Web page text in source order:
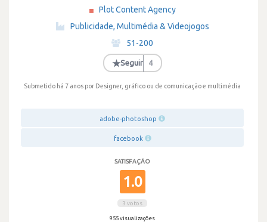
Plot Content Agency
·
Publicidade, Multimédia & Videojogos
·
51-200
·
★Seguir 4
Submetido há 7 anos por Designer, gráfico ou de comunicação e multimédia
adobe-photoshop
facebook
SATISFAÇÃO
1.0
3 votos
955 visualizações